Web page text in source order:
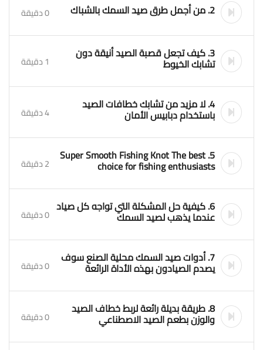
2. من أجمل طرق صيد السمك بالشباك 0 دقيقة
3. كيف تجعل قصبة الصيد أنيقة دون
تشابك الخيوط 1 دقيقة
4. لا مزيد من تشابك خطافات الصيد
باستخدام دبابيس الأمان 4 دقيقة
5. Super Smooth Fishing Knot The best
choice for fishing enthusiasts 2 دقيقة
6. كيفية حل المشكلة التي تواجه كل صياد
عندما يذهب لصيد السمك 0 دقيقة
7. أدوات صيد السمك محلية الصنع سوف
يصدم الصيادون بهذه الأداة الرائعة 0 دقيقة
8. طريقة بديلة رائعة لربط خطاف الصيد
والوزن بطعم الصيد الاصطناعي 0 دقيقة